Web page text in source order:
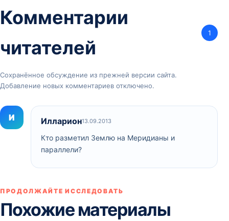
Комментарии
читателей
1
Сохранённое обсуждение из прежней версии сайта.
Добавление новых комментариев отключено.
И Илларион13.09.2013
Кто разметил Землю на Меридианы и
параллели?
ПРОДОЛЖАЙТЕ ИССЛЕДОВАТЬ
Похожие материалы